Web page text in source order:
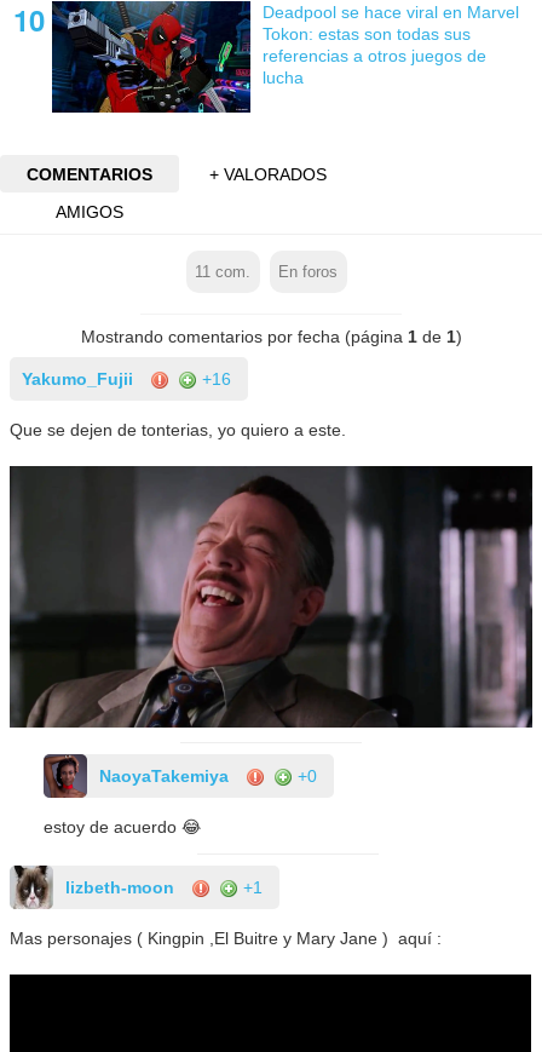
Deadpool se hace viral en Marvel
Tokon: estas son todas sus
referencias a otros juegos de
lucha
COMENTARIOS
+ VALORADOS
AMIGOS
11 com. En foros
Mostrando comentarios por fecha (página 1de 1)
Yakumo_Fujii +16
Que se dejen de tonterias, yo quiero a este.
NaoyaTakemiya +0
estoy de acuerdo 😂
lizbeth-moon +1
Mas personajes ( Kingpin ,El Buitre y Mary Jane ) aquí :